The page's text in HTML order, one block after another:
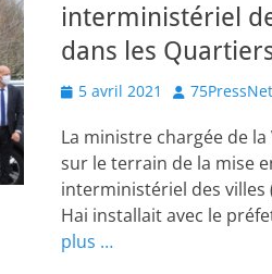
interministériel
dans les
Posted
5 avril 2021 Author
75PressNet
La ministre chargée de
sur le terrain de la mise
interministériel des villes
Hai installait avec le
plus …